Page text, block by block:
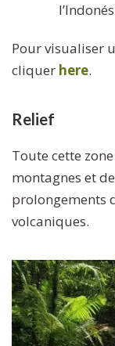
Pour visualiser
cliquer here.
Relief
Toute cette
montagnes et
prolongements
volcaniques.